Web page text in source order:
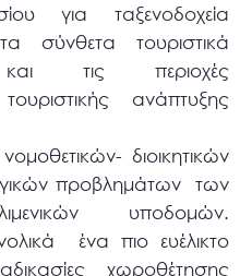
για ταξενοδοχεία
σύνθετα τουριστικά
τις περιοχές
ανάπτυξης
διοικητικών
προβλημάτων των
υποδομών.
ένα πιο ευέλικτο
χωροθέτησης